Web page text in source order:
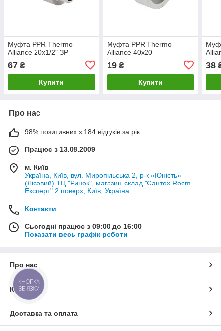
Муфта PPR Thermo
Alliance 20х1/2" ЗР
67 ₴
Купити
Муфта PPR Thermo
Alliance 40х20
19₴
Купити
38
Про нас
98% позитивних з 184 відгуків за рік
Працює з 13.08.2009
м. Київ
Україна, Київ, вул. Миропільська 2, р-к «Юність»
(Лісовий) ТЦ "Ринок", магазин-склад "Сантех Room-
Експерт" 2 поверх, Київ, Україна
Контакти
Сьогодні працює з 09:00 до 16:00
Показати весь графік роботи
Про нас
Контакти
Доставка та оплата
КНОПКА
ЗВ'ЯЗКУ